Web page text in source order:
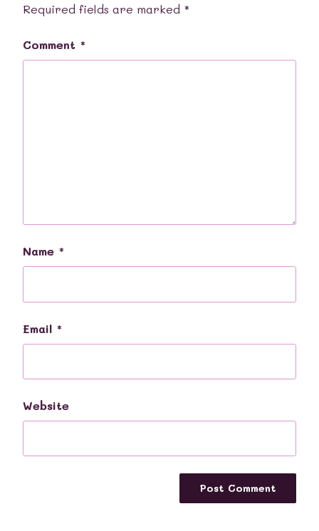
Required fields are marked *
Comment *
Name *
Email *
Website